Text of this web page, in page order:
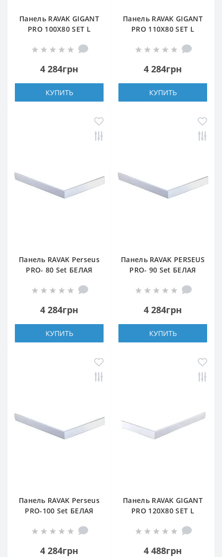
Панель RAVAK GIGANT
PRO 100X80 SET L
4 284грн
КУПИТЬ
Панель RAVAK GIGANT
PRO 110X80 SET L
4 284грн
КУПИТЬ
Панель RAVAK Perseus
PRO- 80 Set БЕЛАЯ
4 284грн
КУПИТЬ
Панель RAVAK PERSEUS
PRO- 90 Set БЕЛАЯ
4 284грн
КУПИТЬ
Панель RAVAK Perseus
PRO-100 Set БЕЛАЯ
4 284грн
Панель RAVAK GIGANT
PRO 120X80 SET L
4 488грн